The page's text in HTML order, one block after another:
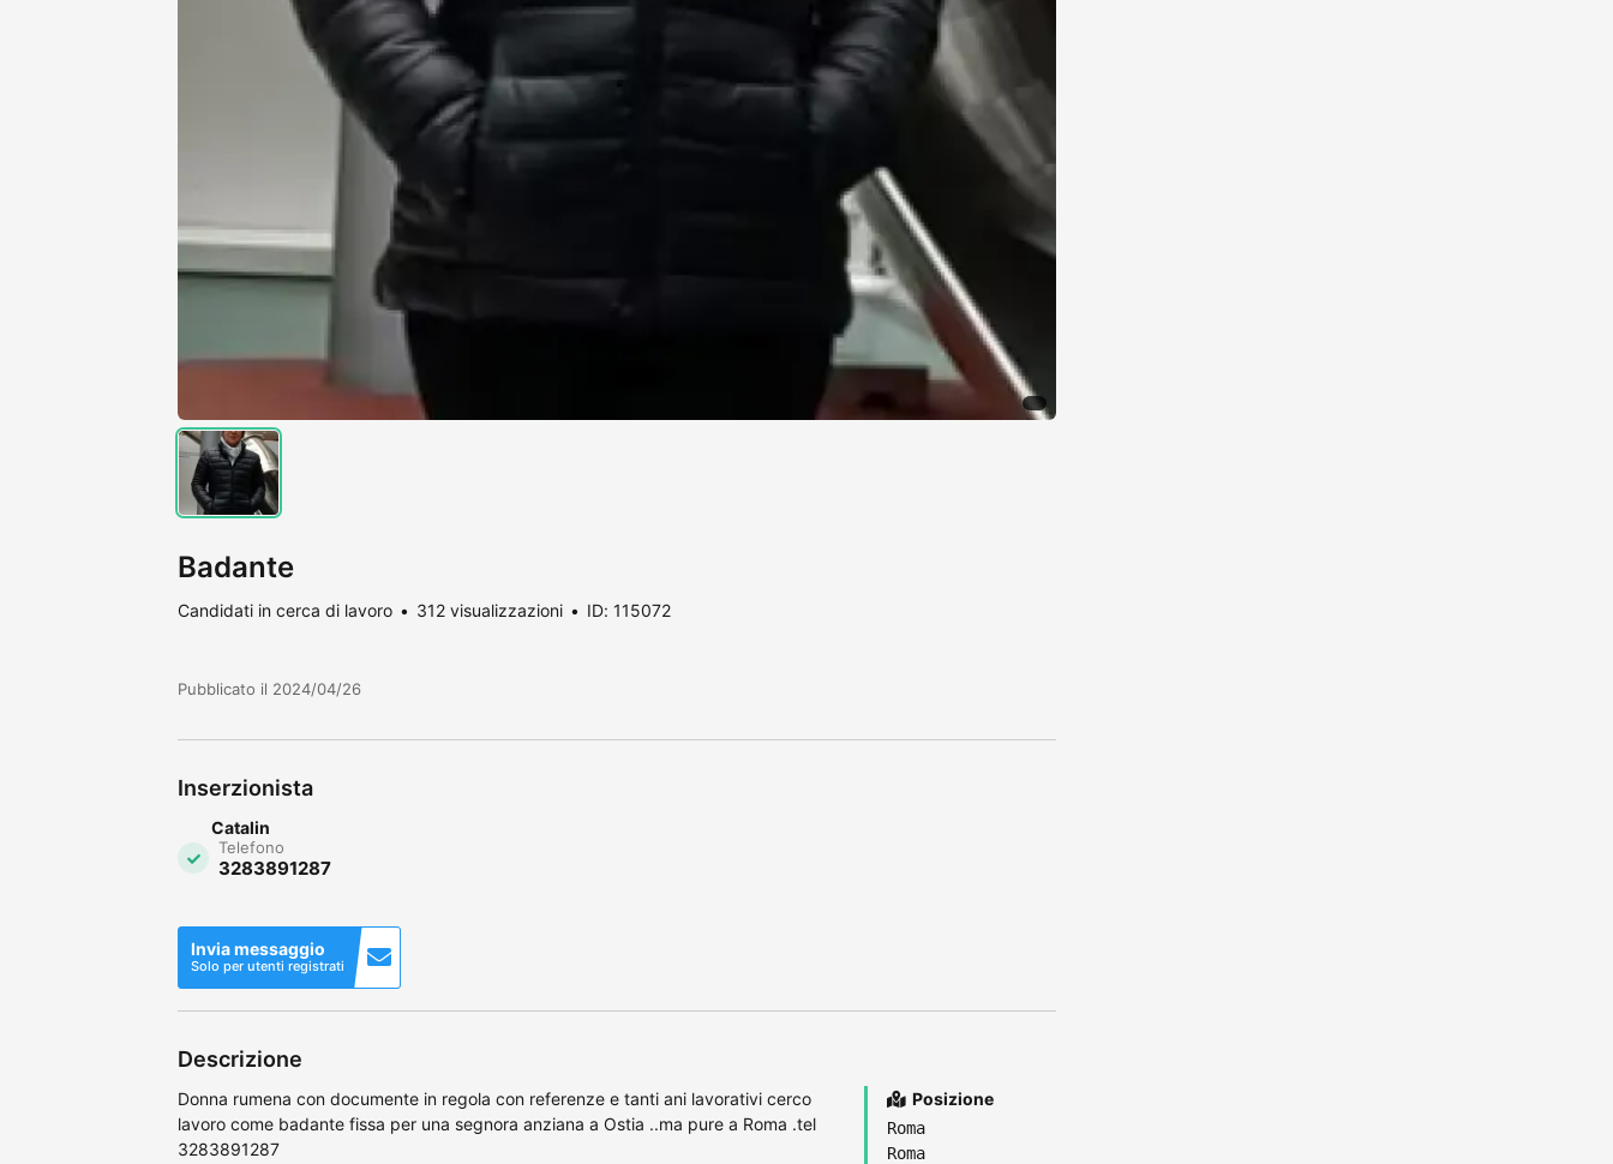
Badante
Candidati in cerca di lavoro 312 visualizzazioni ID: 115072
Pubblicato il 2024/04/26
Inserzionista
Catalin
Telefono
3283891287
Invia messaggio
Solo per utenti registrati
Descrizione
Donna rumena con documente in regola con referenze e tanti ani lavorativi cerco
lavoro come badante fissa per una segnora anziana a Ostia ..ma pure a Roma .tel
3283891287
Posizione
Roma
Roma